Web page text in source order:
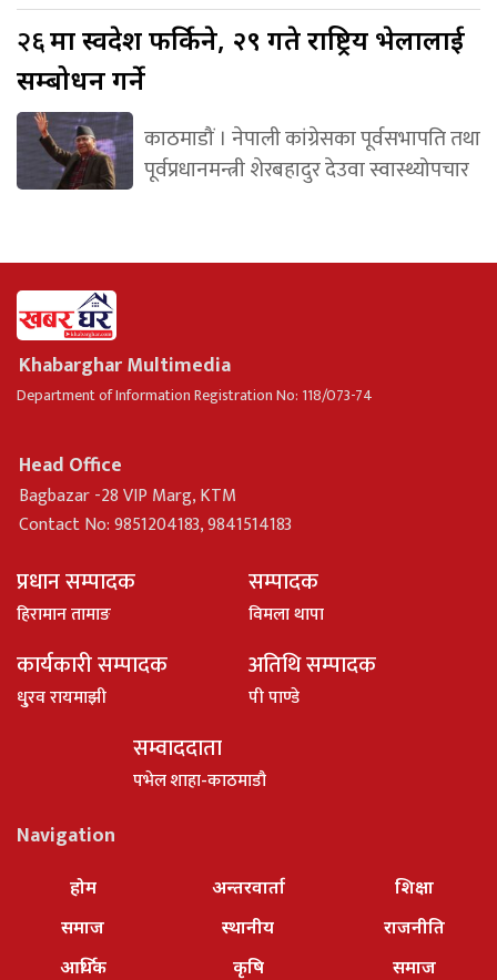
२६मा स्वदेश फर्किने, २९ गते राष्ट्रिय भेलालाई
सम्बोधन गर्ने
काठमाडौं । नेपाली कांग्रेसका पूर्वसभापति तथा
पूर्वप्रधानमन्त्री शेरबहादुर देउवा स्वास्थ्योपचार
Khabarghar Multimedia
Department of Information Registration No: 118/073-74
Head Office
Bagbazar -28 VIP Marg, KTM
Contact No: 9851204183, 9841514183
प्रधान सम्पादक
हिरामान तामाङ
सम्पादक
विमला थापा
कार्यकारी सम्पादक
धु्रव रायमाझी
अतिथि सम्पादक
पी पाण्डे
सम्वाददाता
पभेल शाहा-काठमाडौ
Navigation
होम
समाज
आर्थिक
अन्तरवार्ता
स्थानीय
कृषि
शिक्षा
राजनीति
समाज